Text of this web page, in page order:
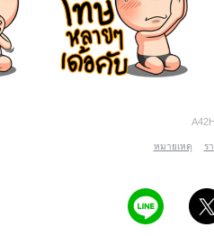
หมายเหตุ ร